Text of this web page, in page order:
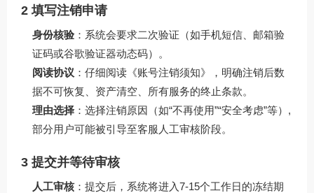
2 填写注销申请
身份核验：系统会要求二次验证（如手机短信、邮箱验
证码或谷歌验证器动态码）。
阅读协议 ：仔细阅读《账号注销须知》，明确注销后数
据不可恢复、资产清空、所有服务的终止条款。
理由选择 ：选择注销原因（如“不再使用”“安全考虑”等）,
部分用户可能被引导至客服人工审核阶段。
3 提交并等待审核
人工审核：提交后，系统将进入7-15个工作日的冻结期